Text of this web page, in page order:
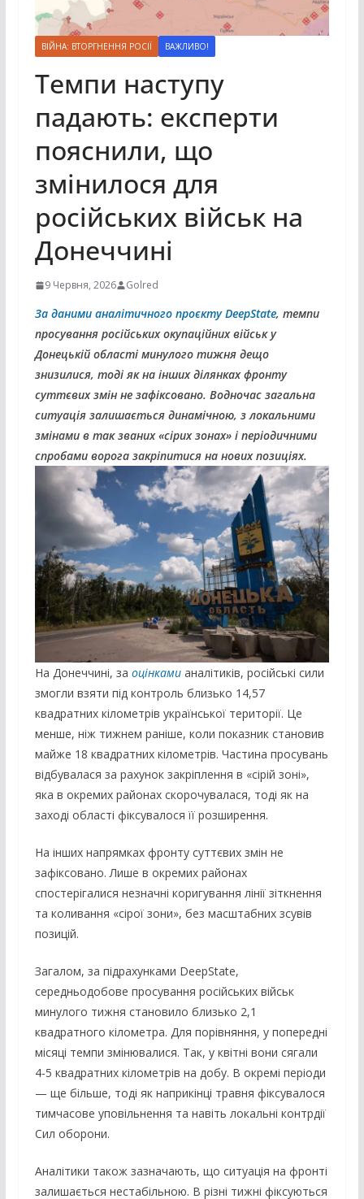
ВІЙНА: ВТОРГНЕННЯ РОСІЇ ВАЖЛИВО!
Темпи наступу
падають: експерти
пояснили, що
змінилося для
російських військ на
Донеччині
9 Червня, 2026 Golred
За даними аналітичного проєкту DeepState, темпи
просування російських окупаційних військ у
Донецькій області минулого тижня дещо
знизилися, тоді як на інших ділянках фронту
суттєвих змін не зафіксовано. Водночас загальна
ситуація залишається динамічною, з локальними
змінами в так званих «сірих зонах» і періодичними
спробами ворога закріпитися на нових позиціях.
На Донеччині, за оцінкамианалітиків, російські сили
змогли взяти під контроль близько 14,57
квадратних кілометрів української території. Це
менше, ніж тижнем раніше, коли показник становив
майже 18 квадратних кілометрів. Частина просувань
відбувалася за рахунок закріплення в «сірій зоні»,
яка в окремих районах скорочувалася, тоді як на
заході області фіксувалося її розширення.
На інших напрямках фронту суттєвих змін не
зафіксовано. Лише в окремих районах
спостерігалися незначні коригування лінії зіткнення
та коливання «сірої зони», без масштабних зсувів
позицій.
Загалом, за підрахунками DeepState,
середньодобове просування російських військ
минулого тижня становило близько 2,1
квадратного кілометра. Для порівняння, у попередні
місяці темпи змінювалися. Так, у квітні вони сягали
4-5 квадратних кілометрів на добу. В окремі періоди
— ще більше, тоді як наприкінці травня фіксувалося
тимчасове уповільнення та навіть локальні контрдії
Сил оборони.
Аналітики також зазначають, що ситуація на фронті
залишається нестабільною. В різні тижні фіксуються